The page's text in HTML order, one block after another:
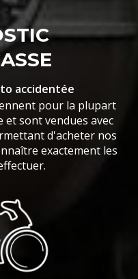
accidentée
pour la plupart
et sont vendues avec
d'acheter nos
exactement les